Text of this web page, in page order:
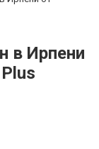
в Ирпени